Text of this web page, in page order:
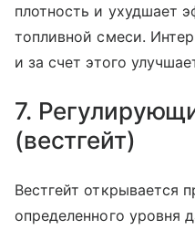
плотность и ухудшает
топливной смеси.
и за счет этого
7.
(вестгейт)
Вестгейт открывается
определенного уровня